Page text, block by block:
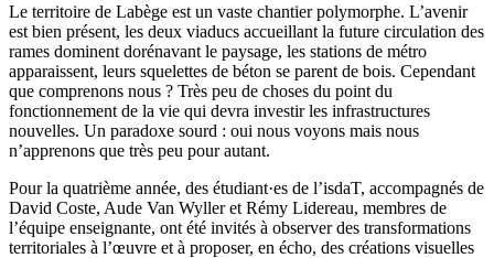
Le territoire de Labège est un vaste chantier polymorphe. L’avenir
est bien présent, les deux viaducs accueillant la future circulation des
rames dominent dorénavant le paysage, les stations de métro
apparaissent, leurs squelettes de béton se parent de bois. Cependant
que comprenons nous ? Très peu de choses du point du
fonctionnement de la vie qui devra investir les infrastructures
nouvelles. Un paradoxe sourd : oui nous voyons mais nous
n’apprenons que très peu pour autant.
Pour la quatrième année, des étudiant·es de l’isdaT, accompagnés de
David Coste, Aude Van Wyller et Rémy Lidereau, membres de
l’équipe enseignante, ont été invités à observer des transformations
territoriales à l’œuvre et à proposer, en écho, des créations visuelles